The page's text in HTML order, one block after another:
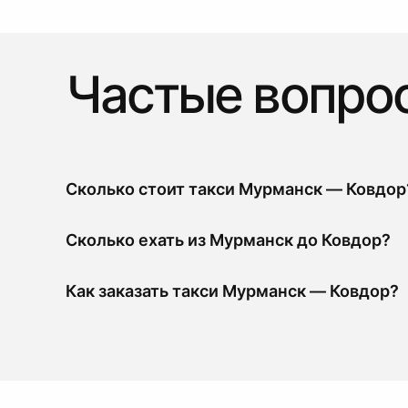
Частые
Сколько стоит такси Мурманск —
Сколько ехать из Мурманск до Ковдор?
Как заказать такси Мурманск — Ковдор?